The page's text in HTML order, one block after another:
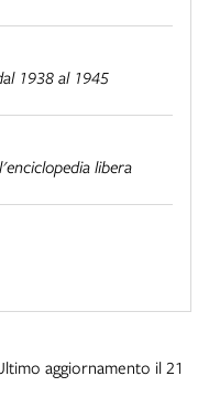
1938 al 1945
libera
aggiornamento il 21